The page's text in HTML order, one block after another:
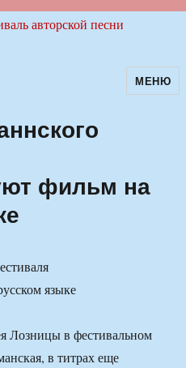
авторскойМЕНЮ
фильм на
Лозницы в фестивальном
в титрах еще